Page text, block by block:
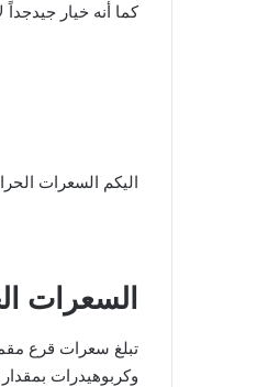
كما أنه خيار جيدجداً
اليكم السعرات
السعرات
وكربوهيدرات بمقدار 2 جم.